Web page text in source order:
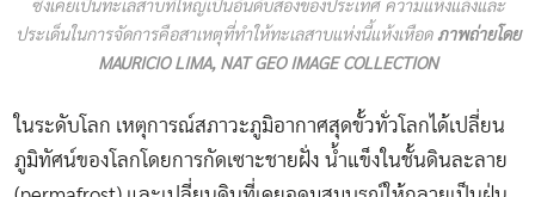
ซึ่งเคยเป็นทะเลสาบที่ใหญ่เป็นอันดับสองของประเทศ ความแห้งแล้งและ
ประเด็นในการจัดการคือสาเหตุที่ทำให้ทะเลสาบแห่งนี้แห้งเหือด ภาพถ่ายโดย
MAURICIO LIMA, NAT GEO IMAGE COLLECTION
ในระดับโลก เหตุการณ์สภาวะภูมิอากาศสุดขั้วทั่วโลกได้เปลี่ยน
ภูมิทัศน์ของโลกโดยการกัดเซาะชายฝั่ง น้ำแข็งในชั้นดินละลาย